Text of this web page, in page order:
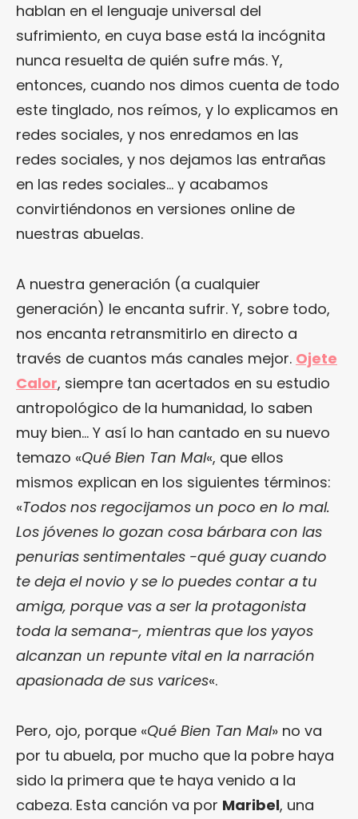
hablan en el lenguaje universal del
sufrimiento, en cuya base está la incógnita
nunca resuelta de quién sufre más. Y,
entonces, cuando nos dimos cuenta de todo
este tinglado, nos reímos, y lo explicamos en
redes sociales, y nos enredamos en las
redes sociales, y nos dejamos las entrañas
en las redes sociales… y acabamos
convirtiéndonos en versiones online de
nuestras abuelas.
A nuestra generación (a cualquier
generación) le encanta sufrir. Y, sobre todo,
nos encanta retransmitirlo en directo a
través de cuantos más canales mejor. Ojete
Calor, siempre tan acertados en su estudio
antropológico de la humanidad, lo saben
muy bien… Y así lo han cantado en su nuevo
temazo «Qué Bien Tan Mal«, que ellos
mismos explican en los siguientes términos:
«Todos nos regocijamos un poco en lo mal.
Los jóvenes lo gozan cosa bárbara con las
penurias sentimentales -qué guay cuando
te deja el novio y se lo puedes contar a tu
amiga, porque vas a ser la protagonista
toda la semana-, mientras que los yayos
alcanzan un repunte vital en la narración
apasionada de sus varices«.
Pero, ojo, porque «Qué Bien Tan Mal» no va
por tu abuela, por mucho que la pobre haya
sido la primera que te haya venido a la
cabeza. Esta canción va por Maribel, una